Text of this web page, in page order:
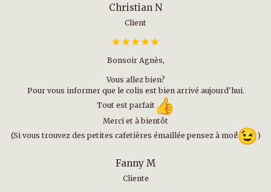
Christian N
Client
Bonsoir Agnès,
Vous allez bien?
Pour vous informer que le colis est bien arrivé aujourd'hui.
Tout est parfait
Merci et à bientôt
(Si vous trouvez des petites cafetières émaillée pensez à moi!
)
Fanny M
Cliente